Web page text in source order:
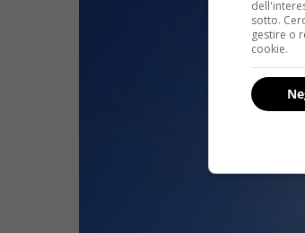
sotto.
gestire o
cookie.